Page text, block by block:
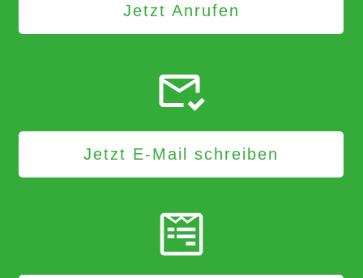
Jetzt Anrufen
Jetzt E-Mail schreiben